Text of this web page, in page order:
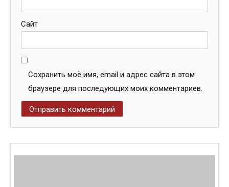
Сайт
Сохранить моё имя, email и адрес сайта в этом
браузере для последующих моих комментариев.